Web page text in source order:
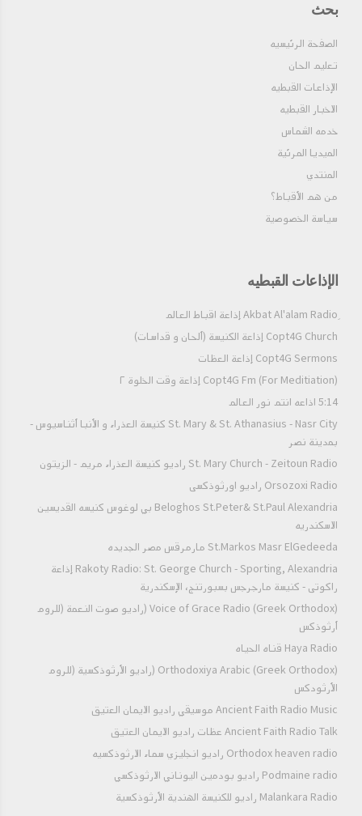
بحث
الصفحة الرئيسيه
تعليم الحان
الإذاعات القبطيه
الاخبار القبطيه
خدمه الشماس
الميديا المرئية
المنتدي
من هم الأقباط؟‎
سياسة الخصوصية
الإذاعات القبطيه
Copt4G Church إذاعة الكنيسة (ألحان و قداسات)
Copt4G Sermons إذاعة العظات
Copt4G Fm (For Meditiation) إذاعة وقت الخلوة ٢
5:14 اذاعه انتم نور العالم
St. Mary & St. Athanasius - Nasr City كنيسة العذراء و الأنبا أثناسيوس -
بمدينة نصر
St. Mary Church - Zeitoun Radio راديو كنيسة العذراء مريم - الزيتون
Orsozoxi Radio راديو اورثوذكسى
Beloghos St.Peter& St.Paul Alexandria بي لوغوس كنيسه القديسين
الاسكندريه
St.Markos Masr ElGedeeda مارمرقس مصر الجديده
Rakoty Radio: St. George Church - Sporting, Alexandria إذاعة
راكوتى - كنيسة مارجرجس بسبورتنج، الإسكندرية
Voice of Grace Radio (Greek Orthodox) (راديو صوت النعمة (للروم
أرثوذكس
Haya Radio قناه الحياه
Orthodoxiya Arabic (Greek Orthodox) (راديو الأرثوذكسية (للروم
الأرثودكس
Ancient Faith Radio Music موسيقي راديو الايمان العتيق
Ancient Faith Radio Talk عظات راديو الايمان العتيق
Orthodox heaven radio راديو انجليزي سماء الارثوذكسيه
Podmaine radio راديو بودمين اليوناني الارثوذكسي
Malankara Radio راديو للكنيسة الهندية الأرثوذكسية